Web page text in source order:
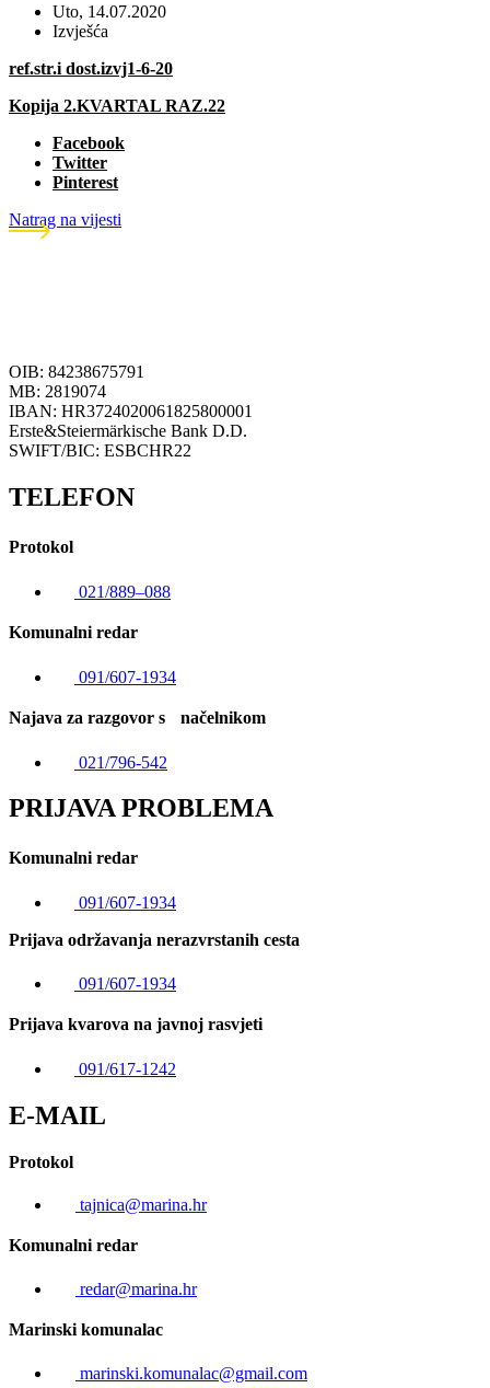
Uto, 14.07.2020
Izvješća
ref.str.i dost.izvj1-6-20
Kopija 2.KVARTAL RAZ.22
Facebook
Twitter
Pinterest
Natrag na vijesti
OIB: 84238675791
MB: 2819074
IBAN: HR3724020061825800001
Erste&Steiermärkische Bank D.D.
SWIFT/BIC: ESBCHR22
TELEFON
Protokol
021/889–088
Komunalni redar
091/607-1934
Najava za razgovor s načelnikom
021/796-542
PRIJAVA PROBLEMA
Komunalni redar
091/607-1934
Prijava održavanja nerazvrstanih cesta
091/607-1934
Prijava kvarova na javnoj rasvjeti
091/617-1242
E-MAIL
Protokol
tajnica@marina.hr
Komunalni redar
redar@marina.hr
Marinski komunalac
marinski.komunalac@gmail.com